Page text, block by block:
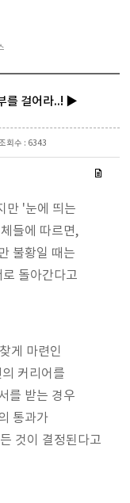
를 걸어라..! ▶
조회수 : 6343
만 '눈에 띄는
들에 따르면,
불황일 때는
돌아간다고
게 마련인
커리어를
를 받는 경우
통과가
것이 결정된다고